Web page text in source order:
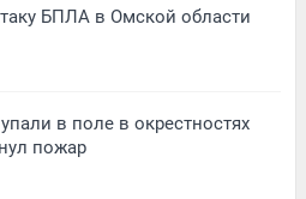
БПЛА в Омской области
в поле в окрестностях
пожар